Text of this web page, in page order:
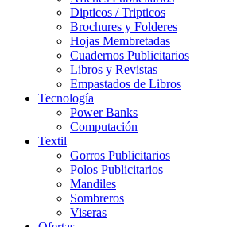
Dipticos / Tripticos
Brochures y Folderes
Hojas Membretadas
Cuadernos Publicitarios
Libros y Revistas
Empastados de Libros
Tecnología
Power Banks
Computación
Textil
Gorros Publicitarios
Polos Publicitarios
Mandiles
Sombreros
Viseras